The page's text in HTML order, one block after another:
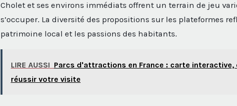
Cholet et ses environs immédiats offrent un terrain de jeu
s’occuper. La diversité des propositions sur les plateformes
patrimoine local et les passions des habitants.
LIRE AUSSI Parcs d'attractions en France : carte
réussir votre visite